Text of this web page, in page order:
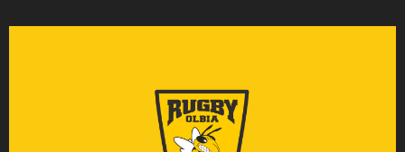
collaborazione, la disciplina e la gioia di condividere
ogni momento con i propri compagni. Ogni allenatore è
prima di tutto un educatore, e ogni campo d’allenamento
è una piccola scuola di vita.